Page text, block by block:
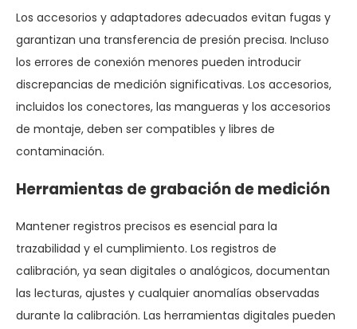
Los accesorios y adaptadores adecuados evitan fugas y
garantizan una transferencia de presión precisa. Incluso
los errores de conexión menores pueden introducir
discrepancias de medición significativas. Los accesorios,
incluidos los conectores, las mangueras y los accesorios
de montaje, deben ser compatibles y libres de
contaminación.
Herramientas de grabación de medición
Mantener registros precisos es esencial para la
trazabilidad y el cumplimiento. Los registros de
calibración, ya sean digitales o analógicos, documentan
las lecturas, ajustes y cualquier anomalías observadas
durante la calibración. Las herramientas digitales pueden